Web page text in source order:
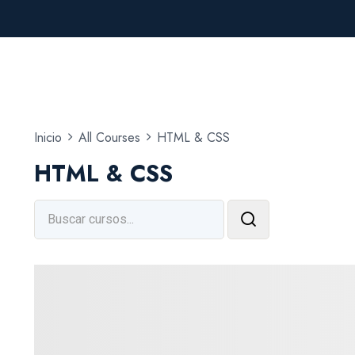
Inicio All Courses HTML & CSS
HTML & CSS